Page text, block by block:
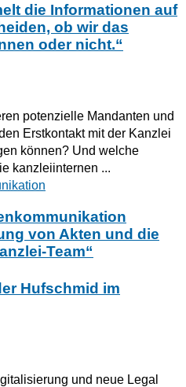
die Informationen auf
ob wir das
oder nicht.“
potenzielle Mandanten und
Erstkontakt mit der Kanzlei
können? Und welche
kanzleiinternen ...
von Akten und die
Team“
Hufschmid im
und neue Legal